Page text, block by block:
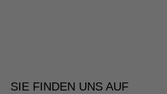
SIE FINDEN UNS AUF